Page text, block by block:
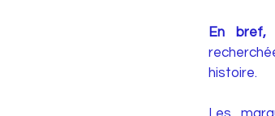
En bref,
histoire.